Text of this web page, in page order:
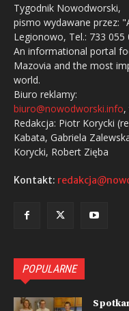
Tygodnik Nowodworski,
pismo wydawane przez:
Legionowo, Tel.: 733 055
An informational portal
Mazovia and the most
world.
Biuro reklamy:
biuro@nowodworski.info,
Redakcja: Piotr Korycki
Kabata, Gabriela
Korycki, Robert Zięba
Kontakt:
POPULARNE